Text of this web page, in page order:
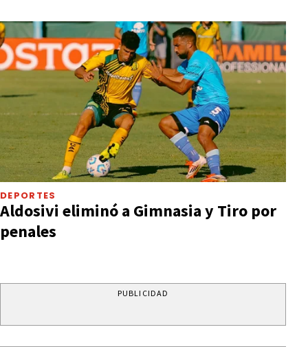
DEPORTES
Aldosivi eliminó a Gimnasia y Tiro por
penales
PUBLICIDAD